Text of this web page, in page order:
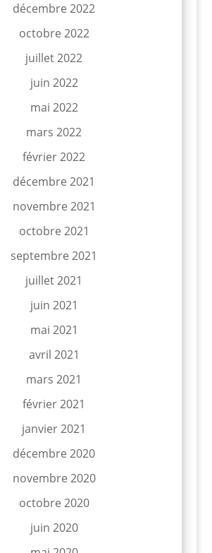
décembre 2022
octobre 2022
juillet 2022
juin 2022
mai 2022
mars 2022
février 2022
décembre 2021
novembre 2021
octobre 2021
septembre 2021
juillet 2021
juin 2021
mai 2021
avril 2021
mars 2021
février 2021
janvier 2021
décembre 2020
novembre 2020
octobre 2020
juin 2020